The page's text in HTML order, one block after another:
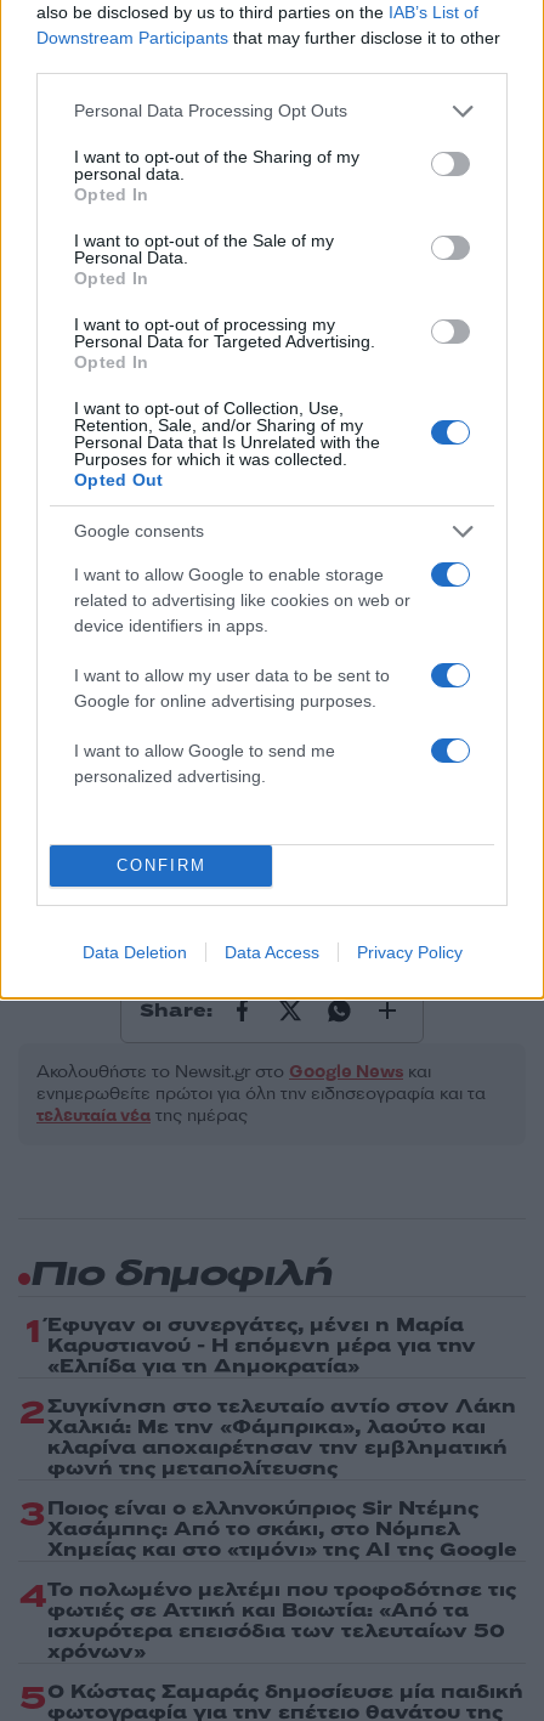
also be disclosed by us to third parties on the IAB’s List of
Downstream Participants that may further disclose it to other
Please note that this website/app uses one or more Google
not limited to your visit or usage behaviour. You may click to
grant or deny consent to Google and its third-party tags to
use your data for below specified purposes in below Google
consent section.
Personal Data Processing Opt Outs
I want to opt-out of the Sharing of my
personal data.
Opted In
I want to opt-out of the Sale of my
Personal Data.
Opted In
I want to opt-out of processing my
Personal Data for Targeted Advertising.
Opted In
I want to opt-out of Collection, Use,
Retention, Sale, and/or Sharing of my
Personal Data that Is Unrelated with the
Purposes for which it was collected.
Opted Out
Google consents
I want to allow Google to enable storage
related to advertising like cookies on web or
device identifiers in apps.
I want to allow my user data to be sent to
Google for online advertising purposes.
I want to allow Google to send me
personalized advertising.
CONFIRM
Data Deletion Data Access Privacy Policy
Σχόλια
2000 /2000
Όροι Χρήσης. Το site προστατεύεται από reCAPTCHA, ισχύουν
Πολιτική Απορρήτου&Όροι Χρήσης
ΒΑΣΙΛΗΣ ΣΠΑΝΟΥΛΗΣ
ΟΛΥΜΠΙΑΚΟΣ
Share:
Ακολουθήστε το Νewsit.gr στο Google News και
ενημερωθείτε πρώτοι για όλη την ειδησεογραφία και τα
τελευταία νέα της ημέρας
Στη ΓΑΔΑ η 46χρονη που
συμμετοχή στην τραγωδία
της Μαρφίν - Μεταφέρθηκε
απευθείας από το
είχαν ανάγκη» - Η
δήλωση της
Κυψέλη
Πιο δημοφιλή
1 Έφυγαν οι συνεργάτες, μένει η Μαρία
Καρυστιανού - Η επόμενη μέρα για την
«Ελπίδα για τη Δημοκρατία»
2Συγκίνηση στο τελευταίο αντίο στον Λάκη
Χαλκιά: Με την «Φάμπρικα», λαούτο και
κλαρίνα αποχαιρέτησαν την εμβληματική
φωνή της μεταπολίτευσης
3Ποιος είναι ο ελληνοκύπριος Sir Ντέμης
Χασάμπης: Από το σκάκι, στο Νόμπελ
Χημείας και στο «τιμόνι» της AI της Google
4Το πολωμένο μελτέμι που τροφοδότησε τις
φωτιές σε Αττική και Βοιωτία: «Από τα
ισχυρότερα επεισόδια των τελευταίων 50
χρόνων»
5Ο Κώστας Σαμαράς δημοσίευσε μία παιδική
φωτογραφία για την επέτειο θανάτου της